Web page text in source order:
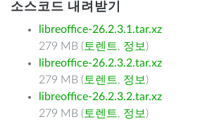
소스코드 내려받기
libreoffice-26.2.3.1.tar.xz
279 MB ( 토렌트, 정보 )
libreoffice-26.2.3.2.tar.xz
279 MB ( 토렌트, 정보 )
libreoffice-26.2.3.2.tar.xz
279 MB ( 토렌트, 정보 )